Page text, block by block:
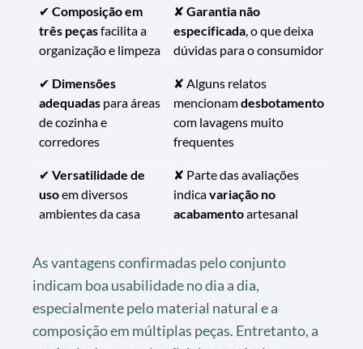
✔ Composição em
três peçasfacilita a
organização e limpeza
✘ Garantia não
especificada, o que deixa
dúvidas para o consumidor
✔ Dimensões
adequadas para áreas
de cozinha e
corredores
✘ Alguns relatos
mencionamdesbotamento
com lavagens muito
frequentes
✔ Versatilidade de
usoem diversos
ambientes da casa
✘ Parte das avaliações
indicavariação no
acabamentoartesanal
As vantagens confirmadas pelo conjunto
indicam boa usabilidade no dia a dia,
especialmente pelo material natural e a
composição em múltiplas peças. Entretanto, a